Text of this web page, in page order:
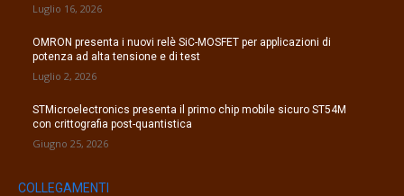
Luglio 16, 2026
OMRON presenta i nuovi relè SiC-MOSFET per applicazioni di
potenza ad alta tensione e di test
Luglio 2, 2026
STMicroelectronics presenta il primo chip mobile sicuro ST54M
con crittografia post-quantistica
Giugno 25, 2026
COLLEGAMENTI